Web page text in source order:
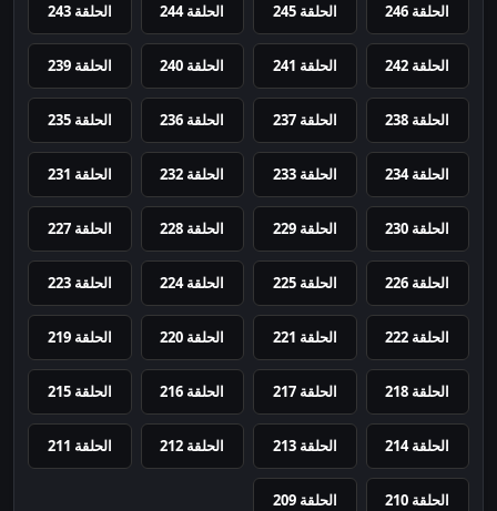
الحلقة 246 الحلقة 245 الحلقة 244 الحلقة 243
الحلقة 242 الحلقة 241 الحلقة 240 الحلقة 239
الحلقة 238 الحلقة 237 الحلقة 236 الحلقة 235
الحلقة 234 الحلقة 233 الحلقة 232 الحلقة 231
الحلقة 230 الحلقة 229 الحلقة 228 الحلقة 227
الحلقة 226 الحلقة 225 الحلقة 224 الحلقة 223
الحلقة 222 الحلقة 221 الحلقة 220 الحلقة 219
الحلقة 218 الحلقة 217 الحلقة 216 الحلقة 215
الحلقة 214 الحلقة 213 الحلقة 212 الحلقة 211
الحلقة 210 الحلقة 209